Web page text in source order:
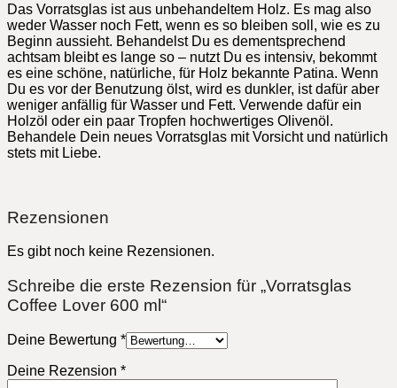
Das Vorratsglas ist aus unbehandeltem Holz. Es mag also
weder Wasser noch Fett, wenn es so bleiben soll, wie es zu
Beginn aussieht. Behandelst Du es dementsprechend
achtsam bleibt es lange so – nutzt Du es intensiv, bekommt
es eine schöne, natürliche, für Holz bekannte Patina. Wenn
Du es vor der Benutzung ölst, wird es dunkler, ist dafür aber
weniger anfällig für Wasser und Fett. Verwende dafür ein
Holzöl oder ein paar Tropfen hochwertiges Olivenöl.
Behandele Dein neues Vorratsglas mit Vorsicht und natürlich
stets mit Liebe.
Rezensionen
Es gibt noch keine Rezensionen.
Schreibe die erste Rezension für „Vorratsglas
Coffee Lover 600 ml“
Deine Bewertung *
Deine Rezension *